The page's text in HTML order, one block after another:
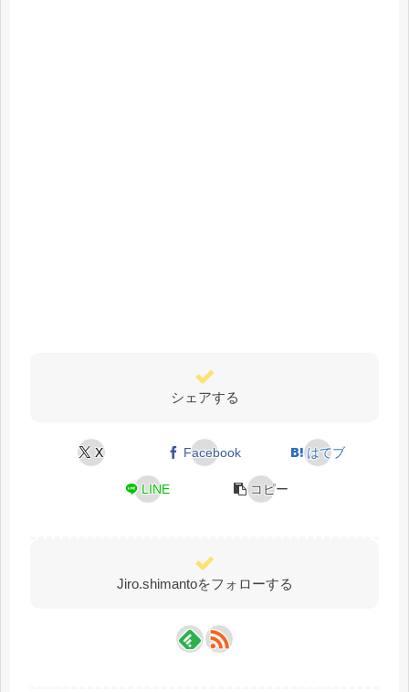
シェアする
X Facebook はてブ
LINE コピー
Jiro.shimantoをフォローする